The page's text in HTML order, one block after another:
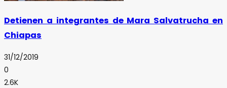
Detienen a integrantes de Mara Salvatrucha en
Chiapas
31/12/2019
0
2.6K